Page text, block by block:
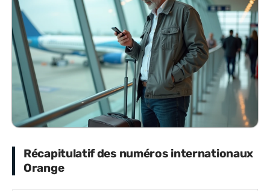
Récapitulatif des numéros internationaux
Orange